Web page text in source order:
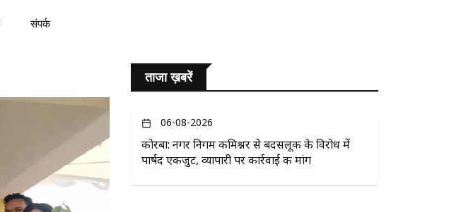
संपर्क
ताजा ख़बरें
06-08-2026
कोरबा: नगर निगम कमिश्नर से बदसलूकी के विरोध में
पार्षद एकजुट, व्यापारी पर कार्रवाई की मांग